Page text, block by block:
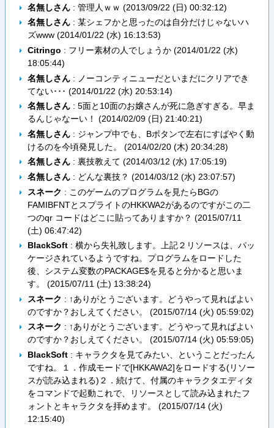
名無しさん: 管理人ｗｗ (2013/09/22 (日) 00:32:12)
名無しさん: 某シェフかと思ったのは自分だけじゃないハ
ズwww (2014/01/22 (水) 16:13:53)
Citringo : フリー素材の人でしょうか (2014/01/22 (水)
18:05:44)
名無しさん: ノーコンティニューだといまだにクリアでき
てない･･･ (2014/01/22 (水) 20:53:14)
名無しさん: 5面と10面のお嬢さんが死に急ぎすぎる。早ま
るんじゃなーい！ (2014/02/09 (日) 21:40:21)
名無しさん: ジャンプ中でも、Bボタンで左右にすばやく動
けるのを今頃発見した。 (2014/02/20 (木) 20:34:28)
名無しさん: 裏技教えて (2014/03/12 (水) 17:05:19)
名無しさん: どんな裏技？ (2014/03/12 (水) 23:07:57)
スネーク : このゲームのプログラムを見たらBGの
FAMIBFNTとスプライトのHKKWA2があるのですがこの二
つのqr コードはどこに貼ってありますか？ (2015/07/11
(土) 06:47:42)
BlackSoft: 横から失礼致します。上記２リソースは、パッ
ケージされているようですね。プログラムをロードした
後、システム変数のPACKAGE$を見ると分かると思いま
す。 (2015/07/11 (土) 13:38:24)
スネーク : ↑ありがとうございます。どうやって見ればよい
のですか？おしえてください。 (2015/07/14 (火) 05:59:02)
スネーク : ↑ありがとうございます。どうやって見ればよい
のですか？おしえてください。 (2015/07/14 (火) 05:59:05)
BlackSoft: キャラクタを見てみたい、ということだったん
ですね。１．作成モードで[HKKAWA2]をロードする(リソー
スが読み込まれる)２．続けて、付属のキャラクタエディタ
をコマンドで起動これで、リソースとして読み込まれたフ
ォントとキャラクタを拝めます。 (2015/07/14 (火)
12:15:40)